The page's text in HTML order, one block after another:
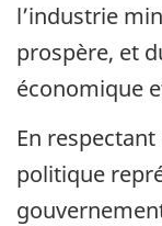
l’industrie
prospère, et
économique
En
politique